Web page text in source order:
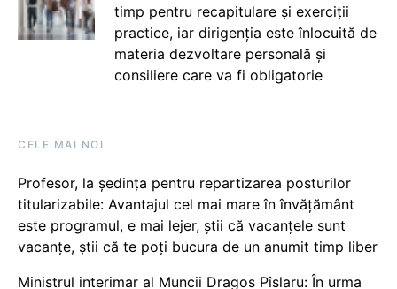
timp pentru recapitulare și exerciții
practice, iar dirigenția este înlocuită de
materia dezvoltare personală și
consiliere care va fi obligatorie
CELE MAI NOI
Profesor, la ședința pentru repartizarea posturilor
titularizabile: Avantajul cel mai mare în învățământ
este programul, e mai lejer, știi că vacanțele sunt
vacanţe, știi că te poți bucura de un anumit timp liber
Ministrul interimar al Muncii Dragos Pîslaru: În urma